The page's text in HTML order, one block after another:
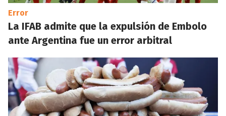
Error
La IFAB admite que la expulsión de Embolo
ante Argentina fue un error arbitral